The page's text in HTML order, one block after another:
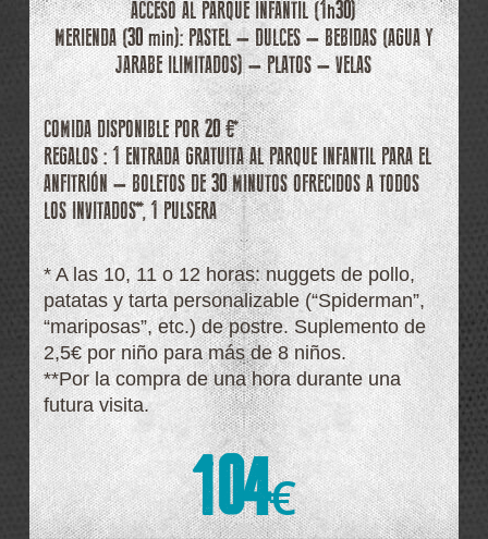
ACCESO AL PARQUE INFANTIL (1h30)
MERIENDA (30 min): PASTEL – DULCES – BEBIDAS (AGUA Y
JARABE ILIMITADOS) – PLATOS – VELAS
COMIDA DISPONIBLE POR 20 €*
REGALOS : 1 ENTRADA GRATUITA AL PARQUE INFANTIL PARA EL
ANFITRIÓN – BOLETOS DE 30 MINUTOS OFRECIDOS A TODOS
LOS INVITADOS**, 1 PULSERA
* A las 10, 11 o 12 horas: nuggets de pollo,
patatas y tarta personalizable (“Spiderman”,
“mariposas”, etc.) de postre. Suplemento de
2,5€ por niño para más de 8 niños.
**Por la compra de una hora durante una
futura visita.
104€